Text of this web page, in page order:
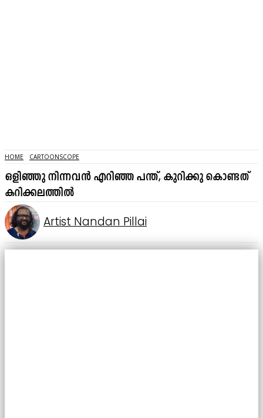
HOME CARTOONSCOPE
ഒളിഞ്ഞു നിന്നവൻ എറിഞ്ഞ പന്ത്, കുറിക്കു കൊണ്ടത്
കറിക്കലത്തിൽ
Artist Nandan Pillai